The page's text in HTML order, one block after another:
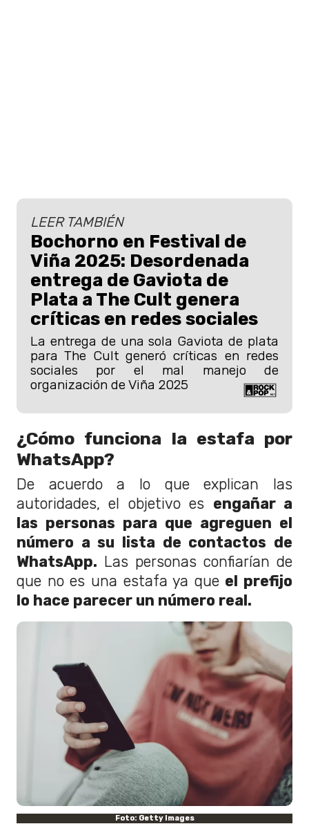
LEER TAMBIÉN
Bochorno en Festival de
Viña 2025: Desordenada
entrega de Gaviota de
Plata a The Cult genera
críticas en redes sociales
La entrega de una sola Gaviota de plata
para The Cult generó críticas en redes
sociales por el mal manejo de
organización de Viña 2025
¿Cómo funciona la estafa por
WhatsApp?
De acuerdo a lo que explican las
autoridades, el objetivo es engañar a
las personas para que agreguen el
número a su lista de contactos de
WhatsApp. Las personas confiarían de
que no es una estafa ya que el prefijo
lo hace parecer un número real.
Foto: Getty Images